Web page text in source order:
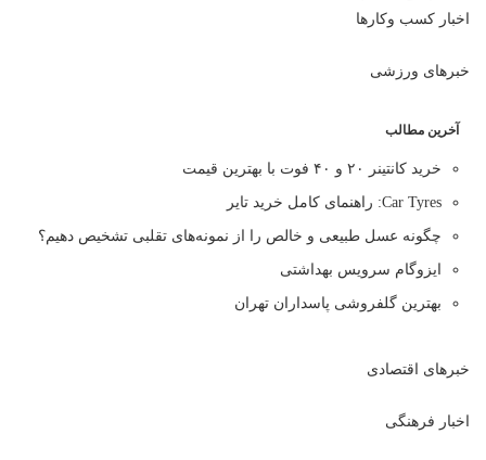
اخبار کسب وکارها
خبرهای ورزشی
آخرین مطالب
خرید کانتینر ۲۰ و ۴۰ فوت با بهترین قیمت
Car Tyres: راهنمای کامل خرید تایر
چگونه عسل طبیعی و خالص را از نمونه‌های تقلبی تشخیص دهیم؟
ایزوگام سرویس بهداشتی
بهترین گلفروشی پاسداران تهران
خبرهای اقتصادی
اخبار فرهنگی